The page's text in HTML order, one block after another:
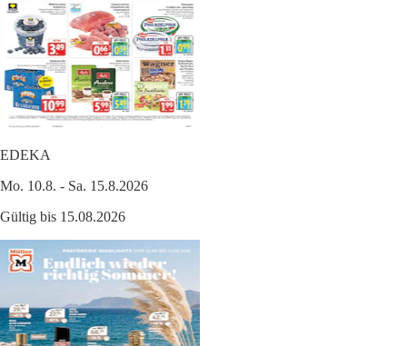
EDEKA
Mo. 10.8. - Sa. 15.8.2026
Gültig bis 15.08.2026